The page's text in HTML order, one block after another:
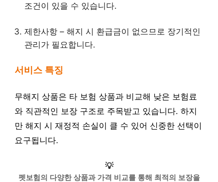
조건이 있을 수 있습니다.
제한사항 – 해지 시 환급금이 없으므로 장기적인
관리가 필요합니다.
서비스 특징
무해지 상품은 타 보험 상품과 비교해 낮은 보험료
와 직관적인 보장 구조로 주목받고 있습니다. 하지
만 해지 시 재정적 손실이 클 수 있어 신중한 선택이
요구됩니다.
💡
펫보험의 다양한 상품과 가격 비교를 통해 최적의 보장을